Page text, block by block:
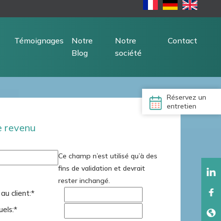
Témoignages
Notre
Blog
Notre
société
Contact
Réservez un
entretien
revenu
Ce champ n’est utilisé qu’à des
fins de validation et devrait
rester inchangé.
client:*
*